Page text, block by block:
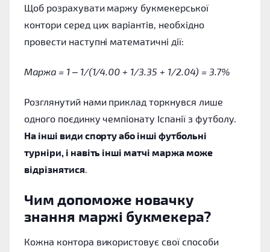
Щоб розрахувати маржу букмекерської
контори серед цих варіантів, необхідно
провести наступні математичні дії:
Маржа = 1 – 1/(1/4.00 + 1/3.35 + 1/2.04) = 3.7%
Розглянутий нами приклад торкнувся лише
одного поєдинку чемпіонату Іспанії з футболу.
На інші види спорту або інші футбольні
турніри, і навіть інші матчі маржа може
відрізнятися.
Чим допоможе новачку
знання маржі букмекера?
Кожна контора використовує свої способи